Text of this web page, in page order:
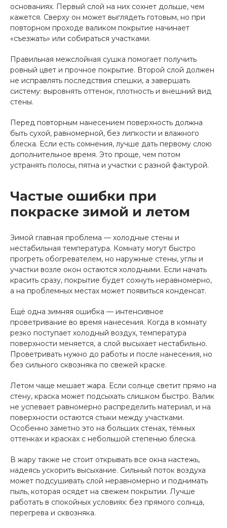
основаниях. Первый слой на них сохнет дольше, чем
кажется. Сверху он может выглядеть готовым, но при
повторном проходе валиком покрытие начинает
«съезжать» или собираться участками.
Правильная межслойная сушка помогает получить
ровный цвет и прочное покрытие. Второй слой должен
не исправлять последствия спешки, а завершать
систему: выровнять оттенок, плотность и внешний вид
стены.
Перед повторным нанесением поверхность должна
быть сухой, равномерной, без липкости и влажного
блеска. Если есть сомнения, лучше дать первому слою
дополнительное время. Это проще, чем потом
устранять полосы, пятна и участки с разной фактурой.
Частые ошибки при
покраске зимой и летом
Зимой главная проблема — холодные стены и
нестабильная температура. Комнату могут быстро
прогреть обогревателем, но наружные стены, углы и
участки возле окон остаются холодными. Если начать
красить сразу, покрытие будет сохнуть неравномерно,
а на проблемных местах может появиться конденсат.
Ещё одна зимняя ошибка — интенсивное
проветривание во время нанесения. Когда в комнату
резко поступает холодный воздух, температура
поверхности меняется, а слой высыхает нестабильно.
Проветривать нужно до работы и после нанесения, но
без сильного сквозняка по свежей краске.
Летом чаще мешает жара. Если солнце светит прямо на
стену, краска может подсыхать слишком быстро. Валик
не успевает равномерно распределить материал, и на
поверхности остаются стыки между участками.
Особенно заметно это на больших стенах, тёмных
оттенках и красках с небольшой степенью блеска.
В жару также не стоит открывать все окна настежь,
надеясь ускорить высыхание. Сильный поток воздуха
может подсушивать слой неравномерно и поднимать
пыль, которая осядет на свежем покрытии. Лучше
работать в спокойных условиях: без прямого солнца,
перегрева и сквозняка.